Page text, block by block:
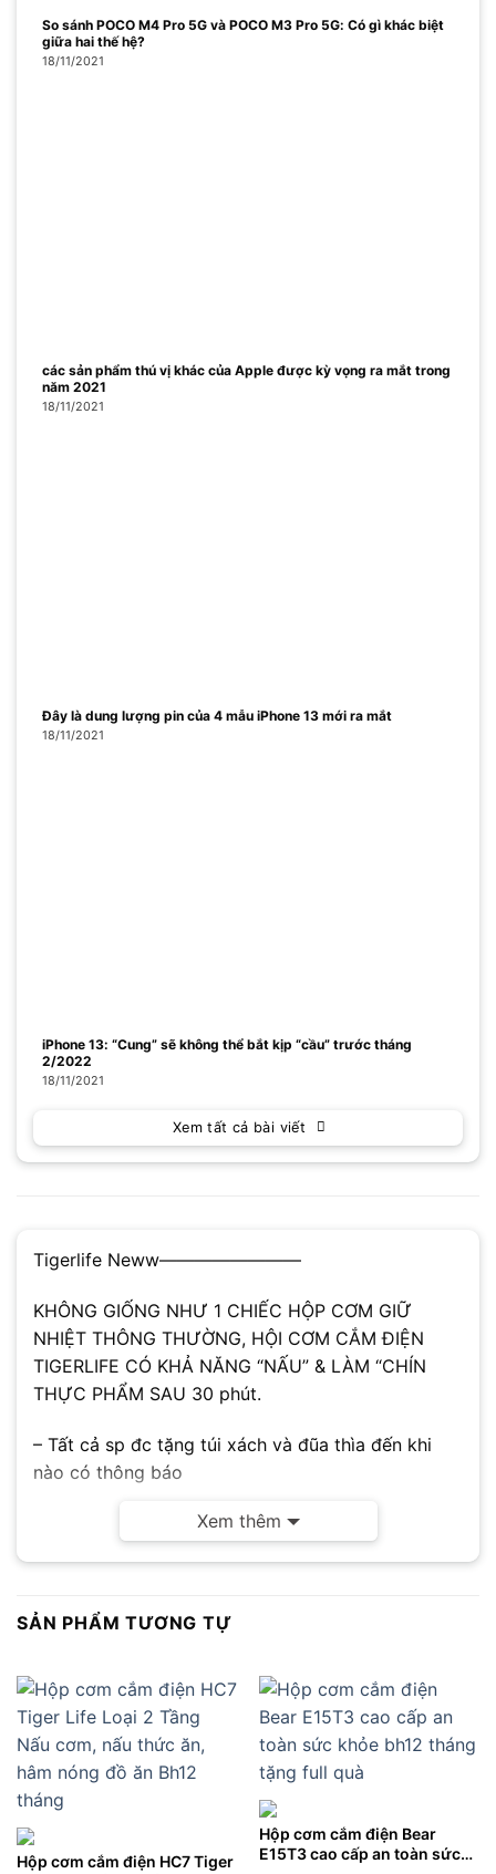
Tigerlife Neww————————
KHÔNG GIỐNG NHƯ 1 CHIẾC HỘP CƠM GIỮ
NHIỆT THÔNG THƯỜNG, HỘI CƠM CẮM ĐIỆN
TIGERLIFE CÓ KHẢ NĂNG “NẤU” & LÀM “CHÍN
THỰC PHẨM SAU 30 phút.
– Tất cả sp đc tặng túi xách và đũa thìa đến khi
nào có thông báo
– Sản phẩm đc bảo hành 12 tháng lỗi đổi do nhà
TIGERLIFE VIỆT NAM
– Bộ sản phẩm bao gồm: hộp cơm 2 tầng + 2 hộp
inox + dây điện sử dụng nắp đựng đồ khô
– Bộ sản phẩm bao gồm: hộp cơm 3 tầng + 3 hộp
inox + dây điện có nắp chống trào
Xem thêm
SẢN PHẨM TƯƠNG TỰ
Hộp cơm cắm điện HC7 Tiger
Hộp cơm cắm điện Bear
E15T3 cao cấp an toàn sức
So sánh POCO M4 Pro 5G và POCO M3 Pro 5G: Có gì khác biệt
giữa hai thế hệ?
18/11/2021
các sản phẩm thú vị khác của Apple được kỳ vọng ra mắt trong
năm 2021
18/11/2021
Đây là dung lượng pin của 4 mẫu iPhone 13 mới ra mắt
18/11/2021
iPhone 13: “Cung” sẽ không thể bắt kịp “cầu” trước tháng
2/2022
18/11/2021
Xem tất cả bài viết